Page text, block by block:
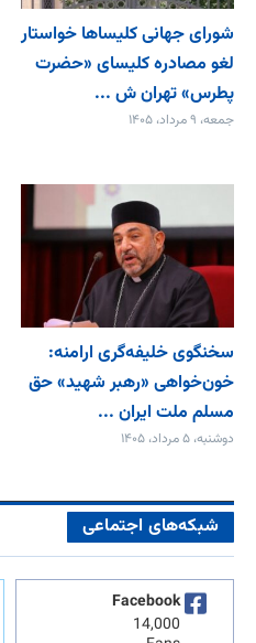
شورای جهانی کلیساها خواستار
لغو مصادره کلیسای «حضرت
پطرس» تهران ش ...
جمعه، ۹ مرداد، ۱۴۰۵
سخنگوی خلیفه‌گری ارامنه:
خون‌خواهی «رهبر شهید» حق
مسلم ملت ایران ...
دوشنبه، ۵ مرداد، ۱۴۰۵
شبکه‌های اجتماعی
Facebook
14,000